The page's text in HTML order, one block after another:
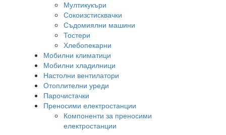
Мултикукъри
Сокоизстисквачки
Съдомиялни машини
Тостери
Хлебопекарни
Мобилни климатици
Мобилни хладилници
Настолни вентилатори
Отоплителни уреди
Парочистачки
Преносими електростанции
Компоненти за преносими
електростанции